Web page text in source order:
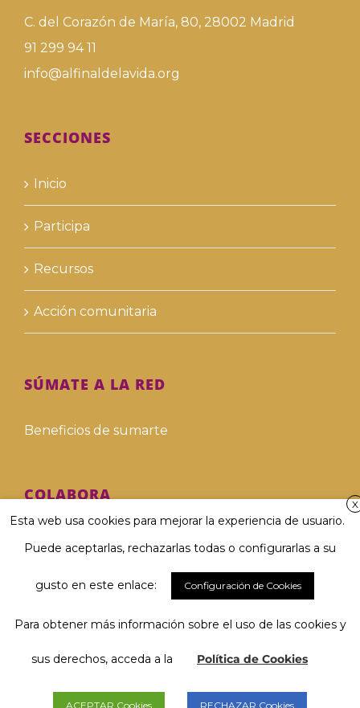
C. del Corazón de María, 80, 28002 Madrid
91 299 94 11
info@alfinaldelavida.org
SECCIONES
Inicio
Participa
Recursos
Acción comunitaria
SÚMATE A LA RED
Beneficios de sumarte
COLABORA
Hazte voluntari@
Hazte donante
Involucra a tu empresa
Deja tu legado solidario
X
Esta web usa cookies para mejorar la experiencia de usuario.
Puede aceptarlas, rechazarlas todas o configurarlas a su
gusto en este enlace: Configuración de Cookies
Para obtener más información sobre el uso de las cookies y
sus derechos, acceda a la Política de Cookies
ACEPTAR Cookies RECHAZAR Cookies
Hablar y ser comprendido/a...